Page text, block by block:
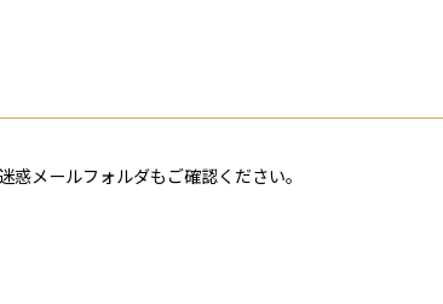
メールフォルダもご確認ください。